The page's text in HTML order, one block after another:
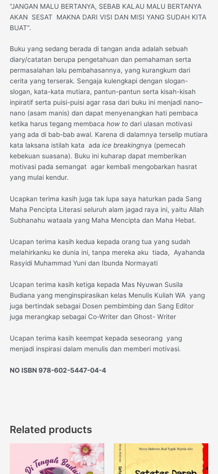
“JANGAN MALU BERTANYA, SEBAB KALAU MALU BERTANYA
AKAN SESAT MAKNA DARI VISI DAN MISI YANG SUDAH KITA
BUAT”.
Buku yang sedang berada di tangan anda adalah sebuah
diary/catatan berupa pengetahuan dan pemahaman serta
permasalahan lalu pembahasannya, yang kurangkum dari
cerita yang terserak. Sengaja kulengkapi dengan slogan-
slogan, kata-kata mutiara, pantun-pantun serta kisah-kisah
inpiratif serta puisi-puisi agar rasa dari buku ini menjadi nano–
nano (asam manis) dan dapat menyenangkan hati pembaca
ketika harus tegang membaca how to dari ulasan motivasi
yang ada di bab-bab awal. Karena di dalamnya terselip mutiara
kata laksana istilah kata ada ice breakingnya (pemecah
kebekuan suasana). Buku ini kuharap dapat memberikan
motivasi pada semangat agar kembali mengobarkan hasrat
yang mulai kendur.
Ucapkan terima kasih juga tak lupa saya haturkan pada Sang
Maha Pencipta Literasi seluruh alam jagad raya ini, yaitu Allah
Subhanahu wataala yang Maha Mencipta dan Maha Hebat.
Ucapan terima kasih kedua kepada orang tua yang sudah
melahirkanku ke dunia ini, tanpa mereka aku tiada, Ayahanda
Rasyidi Muhammad Yuni dan Ibunda Normayati
Ucapan terima kasih ketiga kepada Mas Nyuwan Susila
Budiana yang menginspirasikan kelas Menulis Kuliah WA yang
juga bertindak sebagai Dosen pembimbing dan Sang Editor
juga merangkap sebagai Co-Writer dan Ghost- Writer
Ucapan terima kasih keempat kepada seseorang yang
menjadi inspirasi dalam menulis dan memberi motivasi.
NO ISBN 978-602-5447-04-4
Related products